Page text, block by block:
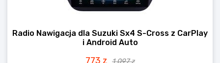
Radio Nawigacja dla Suzuki Sx4 S-Cross z CarPlay
i Android Auto
773 z 1 097 z